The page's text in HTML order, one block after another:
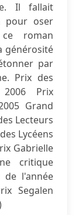
Il fallait
pour oser
roman
générosité
par
Prix des
Prix
Grand
Lecteurs
Lycéens
Gabrielle
critique
de l'année
Segalen